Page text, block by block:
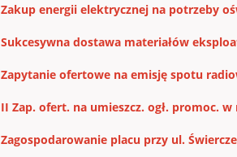
Zakup energii elektrycznej na potrzeby
Sukcesywna dostawa materiałów
Zapytanie ofertowe na emisję spotu
II Zap. ofert. na umieszcz. ogł. promoc.
Zagospodarowanie placu przy ul.